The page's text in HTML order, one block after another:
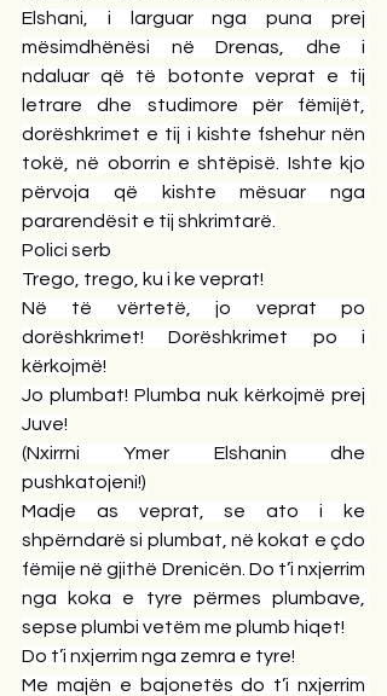
Elshani, i larguar nga puna prej
mësimdhënësi në Drenas, dhe i
ndaluar që të botonte veprat e tij
letrare dhe studimore për fëmijët,
dorëshkrimet e tij i kishte fshehur nën
tokë, në oborrin e shtëpisë. Ishte kjo
përvoja që kishte mësuar nga
pararendësit e tij shkrimtarë.
Polici serb
Trego, trego, ku i ke veprat!
Në të vërtetë, jo veprat po
dorëshkrimet! Dorëshkrimet po i
kërkojmë!
Jo plumbat! Plumba nuk kërkojmë prej
Juve!
(Nxirrni Ymer Elshanin dhe
pushkatojeni!)
Madje as veprat, se ato i ke
shpërndarë si plumbat, në kokat e çdo
fëmije në gjithë Drenicën. Do t’i nxjerrim
nga koka e tyre përmes plumbave,
sepse plumbi vetëm me plumb hiqet!
Do t’i nxjerrim nga zemra e tyre!
Me majën e bajonetës do t’i nxjerrim